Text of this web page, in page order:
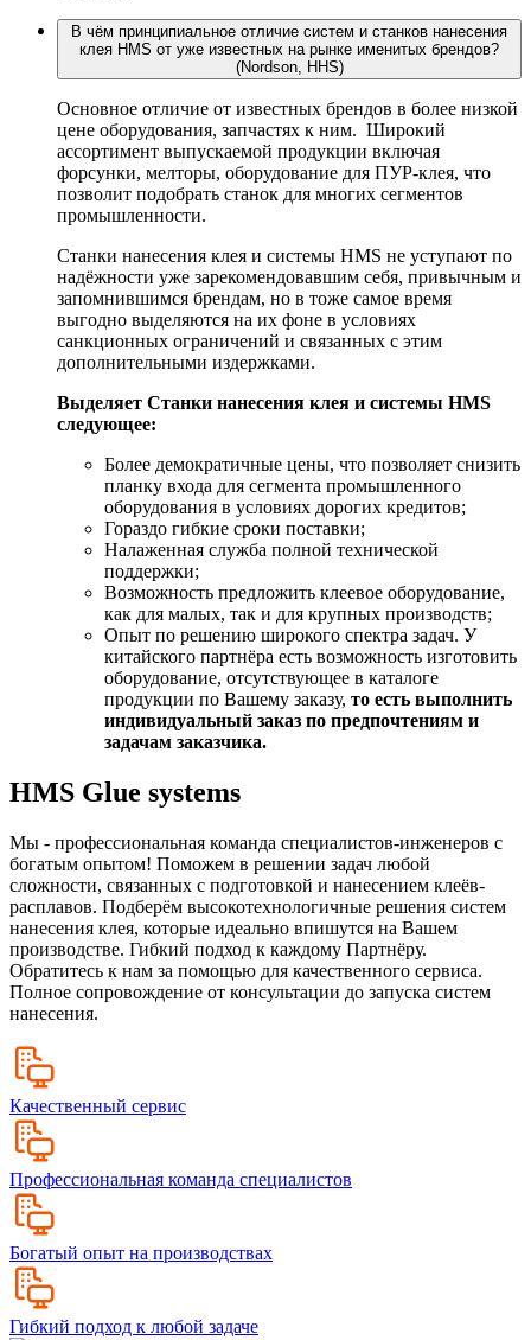
В чём принципиальное отличие систем и станков нанесения
клея HMS от уже известных на рынке именитых брендов?
(Nordson, HHS)
Основное отличие от известных брендов в более низкой
цене оборудования, запчастях к ним. Широкий
ассортимент выпускаемой продукции включая
форсунки, мелторы, оборудование для ПУР-клея, что
позволит подобрать станок для многих сегментов
промышленности.
Станки нанесения клея и системы HMS не уступают по
надёжности уже зарекомендовавшим себя, привычным и
запомнившимся брендам, но в тоже самое время
выгодно выделяются на их фоне в условиях
санкционных ограничений и связанных с этим
дополнительными издержками.
Выделяет Станки нанесения клея и системы HMS
следующее:
Более демократичные цены, что позволяет снизить
планку входа для сегмента промышленного
оборудования в условиях дорогих кредитов;
Гораздо гибкие сроки поставки;
Налаженная служба полной технической
поддержки;
Возможность предложить клеевое оборудование,
как для малых, так и для крупных производств;
Опыт по решению широкого спектра задач. У
китайского партнёра есть возможность изготовить
оборудование, отсутствующее в каталоге
продукции по Вашему заказу, то есть выполнить
индивидуальный заказ по предпочтениям и
задачам заказчика.
HMS Glue systems
Мы - профессиональная команда специалистов-инженеров с
богатым опытом! Поможем в решении задач любой
сложности, связанных с подготовкой и нанесением клеёв-
расплавов. Подберём высокотехнологичные решения систем
нанесения клея, которые идеально впишутся на Вашем
производстве. Гибкий подход к каждому Партнёру.
Обратитесь к нам за помощью для качественного сервиса.
Полное сопровождение от консультации до запуска систем
нанесения.
Качественный сервис
Профессиональная команда специалистов
Богатый опыт на производствах
Гибкий подход к любой задаче